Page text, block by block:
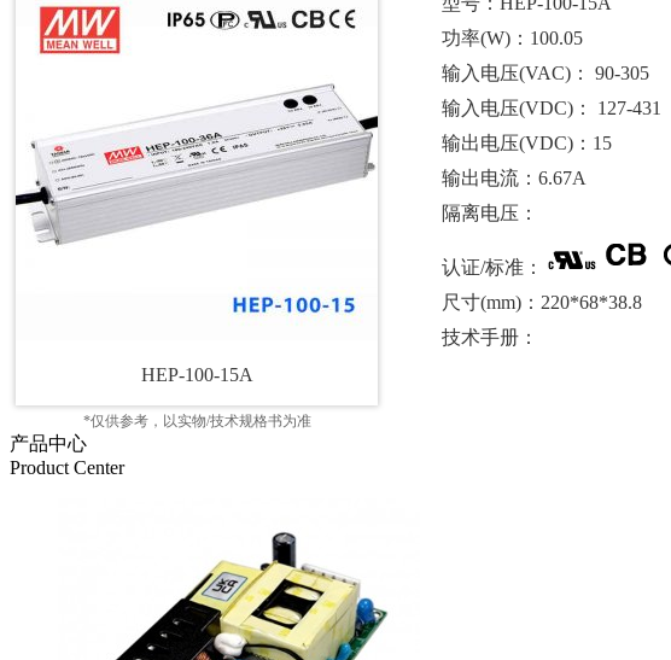
HEP-100-15A
*仅供参考，以实物/技术规格书为准
功率(W)：100.05
输入电压(VAC)： 90-305
输入电压(VDC)： 127-431
输出电压(VDC)：15
输出电流：6.67A
隔离电压：
认证/标准：
尺寸(mm)：220*68*38.8
技术手册：
产品中心
Product Center